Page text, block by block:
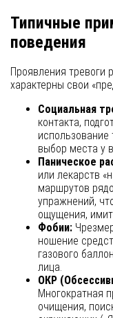
Типичные
поведения
Проявления тревоги
характерны свои
Социальная
контакта,
использование
выбор места у
Паническое
или лекарств
маршрутов
упражнений,
ощущения,
Фобии:
ношение
газового
лица.
ОКР
Многократная
очищения,